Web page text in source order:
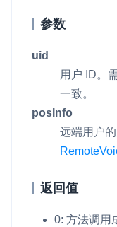
参数
uid
用户 ID。
一致。
posInfo
远端用户
返回值
0: 方法调用